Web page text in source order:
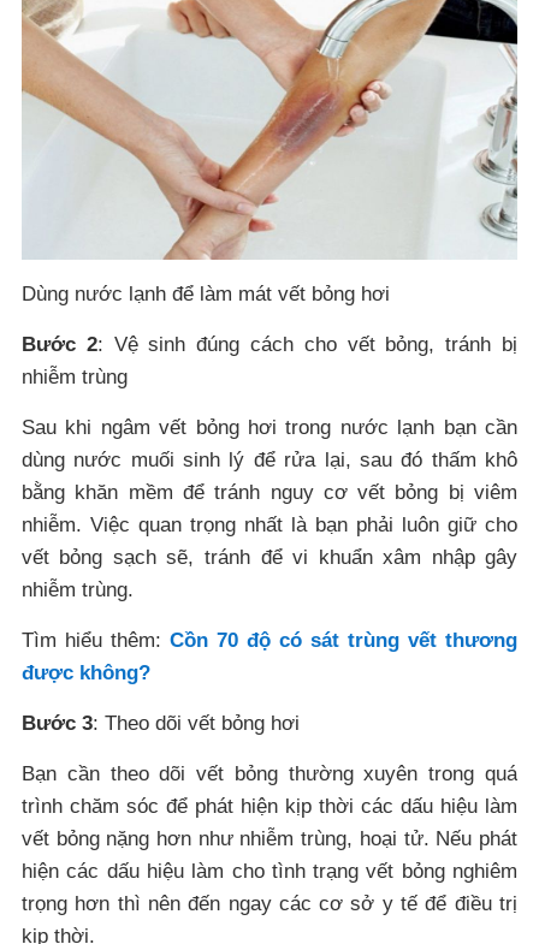
Dùng nước lạnh để làm mát vết bỏng hơi
Bước 2: Vệ sinh đúng cách cho vết bỏng, tránh bị
nhiễm trùng
Sau khi ngâm vết bỏng hơi trong nước lạnh bạn cần
dùng nước muối sinh lý để rửa lại, sau đó thấm khô
bằng khăn mềm để tránh nguy cơ vết bỏng bị viêm
nhiễm. Việc quan trọng nhất là bạn phải luôn giữ cho
vết bỏng sạch sẽ, tránh để vi khuẩn xâm nhập gây
nhiễm trùng.
Tìm hiểu thêm: Cồn 70 độ có sát trùng vết thương
được không?
Bước 3: Theo dõi vết bỏng hơi
Bạn cần theo dõi vết bỏng thường xuyên trong quá
trình chăm sóc để phát hiện kịp thời các dấu hiệu làm
vết bỏng nặng hơn như nhiễm trùng, hoại tử. Nếu phát
hiện các dấu hiệu làm cho tình trạng vết bỏng nghiêm
trọng hơn thì nên đến ngay các cơ sở y tế để điều trị
kịp thời.